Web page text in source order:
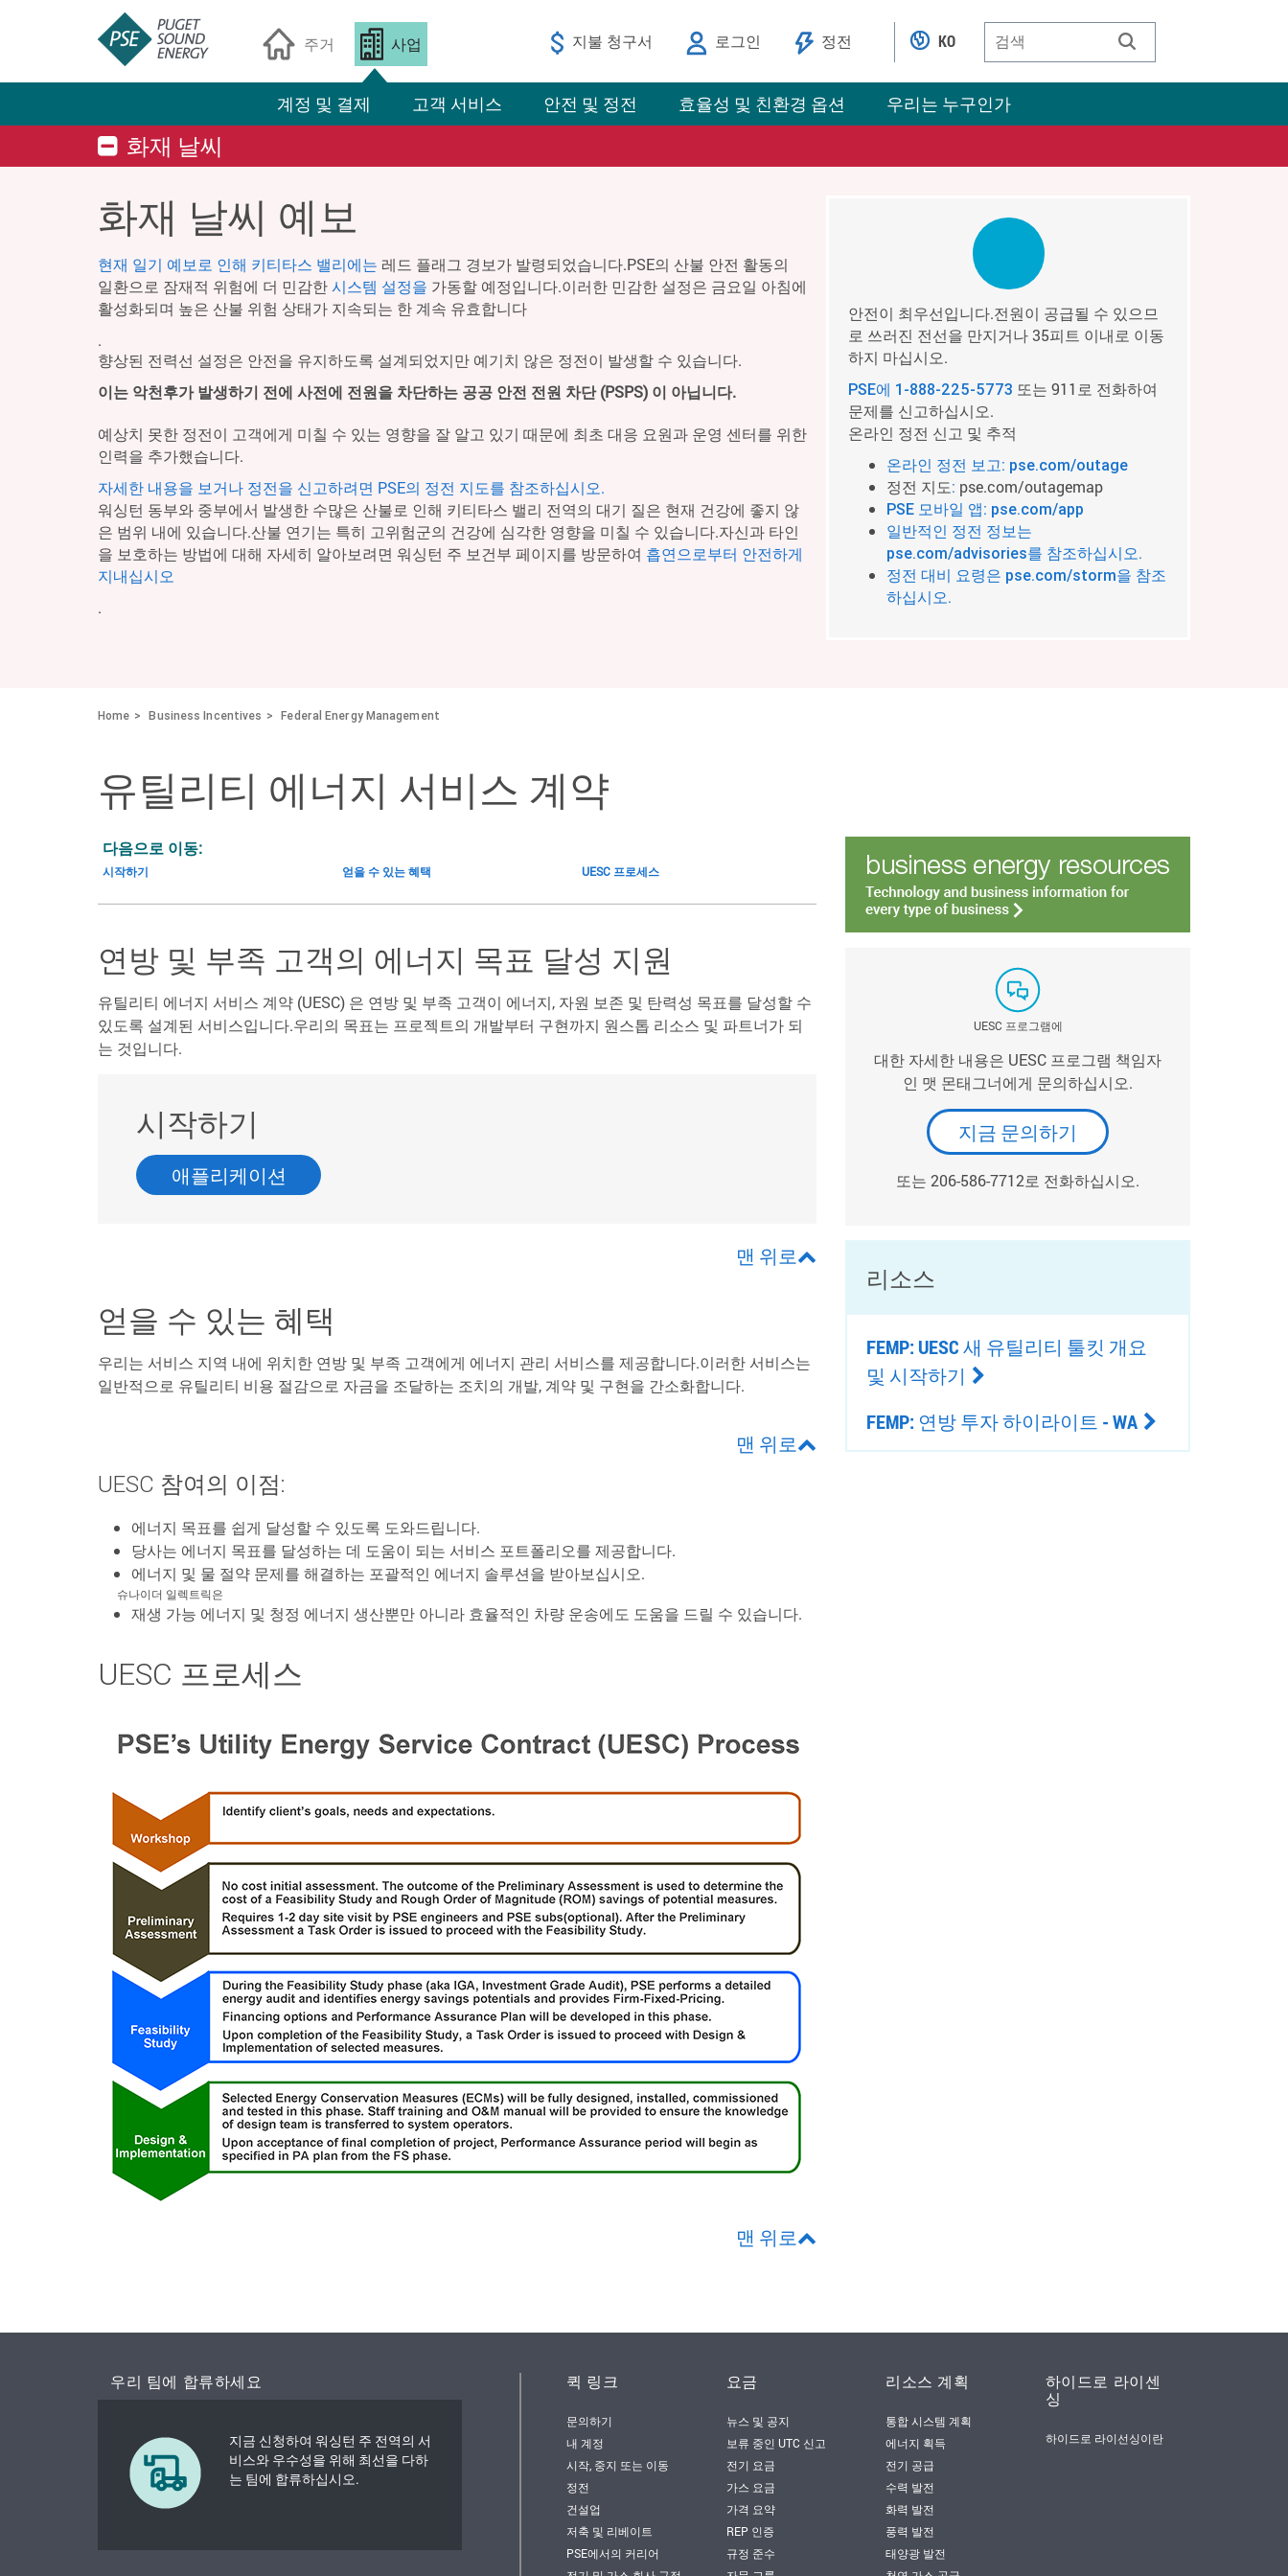
주거 사업
계정 및 결제 고객 서비스 안전 및 정전 효율성 및 친환경 옵션 우리는 누구인가
지불 청구서 로그인 정전 KO
화재 날씨
화재 날씨 예보
현재 일기 예보로 인해 키티타스 밸리에는 레드 플래그 경보가 발령되었습니다.PSE의 산불 안전 활동의
일환으로 잠재적 위험에 더 민감한시스템 설정을 가동할 예정입니다.이러한 민감한 설정은 금요일 아침에
활성화되며 높은 산불 위험 상태가 지속되는 한 계속 유효합니다
.
향상된 전력선 설정은 안전을 유지하도록 설계되었지만 예기치 않은 정전이 발생할 수 있습니다.
이는 악천후가 발생하기 전에 사전에 전원을 차단하는 공공 안전 전원 차단 (PSPS) 이 아닙니다.
예상치 못한 정전이 고객에게 미칠 수 있는 영향을 잘 알고 있기 때문에 최초 대응 요원과 운영 센터를 위한
인력을 추가했습니다.
자세한 내용을 보거나 정전을 신고하려면 PSE의 정전 지도를 참조하십시오.
워싱턴 동부와 중부에서 발생한 수많은 산불로 인해 키티타스 밸리 전역의 대기 질은 현재 건강에 좋지 않
은 범위 내에 있습니다.산불 연기는 특히 고위험군의 건강에 심각한 영향을 미칠 수 있습니다.자신과 타인
을 보호하는 방법에 대해 자세히 알아보려면 워싱턴 주 보건부 페이지를 방문하여 흡연으로부터 안전하게
지내십시오
.
안전이 최우선입니다.전원이 공급될 수 있으므
로 쓰러진 전선을 만지거나 35피트 이내로 이동
하지 마십시오.
PSE에 1-888-225-5773 또는 911로 전화하여
문제를 신고하십시오.
온라인 정전 신고 및 추적
온라인 정전 보고: pse.com/outage
정전 지도: pse.com/outagemap
PSE 모바일 앱: pse.com/app
일반적인 정전 정보는
pse.com/advisories를 참조하십시오.
정전 대비 요령은 pse.com/storm을 참조
하십시오.
Home Business Incentives Federal Energy Management
유틸리티 에너지 서비스 계약
다음으로 이동:
시작하기 얻을 수 있는 혜택 UESC 프로세스
연방 및 부족 고객의 에너지 목표 달성 지원
유틸리티 에너지 서비스 계약 (UESC) 은 연방 및 부족 고객이 에너지, 자원 보존 및 탄력성 목표를 달성할 수
있도록 설계된 서비스입니다.우리의 목표는 프로젝트의 개발부터 구현까지 원스톱 리소스 및 파트너가 되
는 것입니다.
시작하기
애플리케이션
맨 위로
얻을 수 있는 혜택
우리는 서비스 지역 내에 위치한 연방 및 부족 고객에게 에너지 관리 서비스를 제공합니다.이러한 서비스는
일반적으로 유틸리티 비용 절감으로 자금을 조달하는 조치의 개발, 계약 및 구현을 간소화합니다.
맨 위로
UESC 참여의 이점:
에너지 목표를 쉽게 달성할 수 있도록 도와드립니다.
당사는 에너지 목표를 달성하는 데 도움이 되는 서비스 포트폴리오를 제공합니다.
에너지 및 물 절약 문제를 해결하는 포괄적인 에너지 솔루션을 받아보십시오.
슈나이더 일렉트릭은
재생 가능 에너지 및 청정 에너지 생산뿐만 아니라 효율적인 차량 운송에도 도움을 드릴 수 있습니다.
UESC 프로세스
맨 위로
UESC 프로그램에
대한 자세한 내용은 UESC 프로그램 책임자
인 맷 몬태그너에게 문의하십시오.
지금 문의하기
또는 206-586-7712로 전화하십시오.
리소스
FEMP: UESC 새 유틸리티 툴킷 개요
및 시작하기
FEMP: 연방 투자 하이라이트 - WA
우리 팀에 합류하세요
지금 신청하여 워싱턴 주 전역의 서
비스와 우수성을 위해 최선을 다하
는 팀에 합류하십시오.
퀵 링크
문의하기
내 계정
시작, 중지 또는 이동
정전
건설업
저축 및 리베이트
PSE에서의 커리어
요금
뉴스 및 공지
보류 중인 UTC 신고
전기 요금
가스 요금
가격 요약
REP 인증
규정 준수
리소스 계획
통합 시스템 계획
에너지 획득
전기 공급
수력 발전
화력 발전
풍력 발전
태양광 발전
하이드로 라이센
싱
하이드로 라이선싱이란